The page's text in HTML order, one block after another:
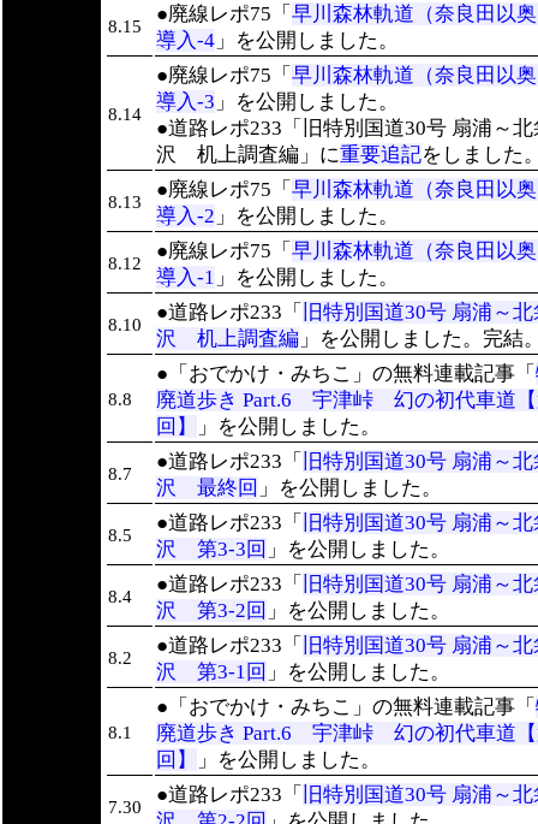
8.15
●廃線レポ75「 早川森林軌道（奈良田
導入-4 」を公開しました。
8.14
●廃線レポ75「 早川森林軌道（奈良田
導入-3 」を公開しました。
●道路レポ233「旧特別国道30号 扇浦～北
沢 机上調査編」に重要追記をしました
8.13
●廃線レポ75「 早川森林軌道（奈良田
導入-2 」を公開しました。
8.12
●廃線レポ75「 早川森林軌道（奈良田
導入-1 」を公開しました。
8.10
●道路レポ233「
旧特別国道30号 扇浦～北
沢 机上調査編 」を公開しました。完結
8.8
●「おでかけ・みちこ」の無料連載記事「
廃道歩き Part.6 宇津峠 幻の初代車道【
回】
」を公開しました。
8.7
●道路レポ233「
旧特別国道30号 扇浦～北
沢 最終回 」を公開しました。
8.5
●道路レポ233「
旧特別国道30号 扇浦～北
沢 第3-3回 」を公開しました。
8.4
●道路レポ233「
旧特別国道30号 扇浦～北
沢 第3-2回 」を公開しました。
8.2
●道路レポ233「
旧特別国道30号 扇浦～北
沢 第3-1回 」を公開しました。
8.1
●「おでかけ・みちこ」の無料連載記事「
廃道歩き Part.6 宇津峠 幻の初代車道
回】
」を公開しました。
7.30
●道路レポ233「
旧特別国道30号 扇浦～北